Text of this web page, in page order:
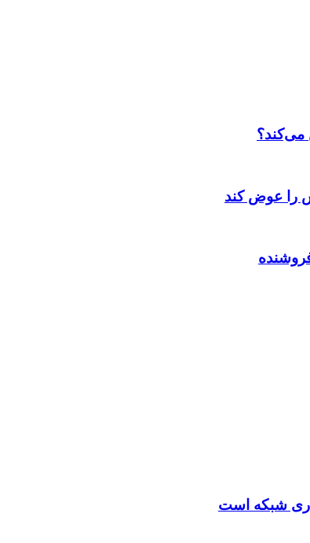
می‌کند؟
را عوض کند